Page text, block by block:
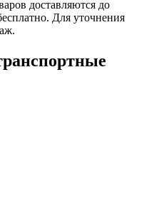
доставляются до
Для уточнения